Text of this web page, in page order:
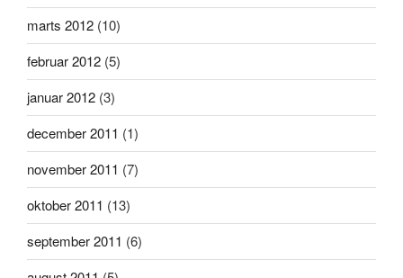
marts 2012 (10)
februar 2012 (5)
januar 2012 (3)
december 2011 (1)
november 2011 (7)
oktober 2011 (13)
september 2011 (6)